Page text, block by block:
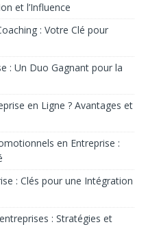
et l’Influence
: Votre Clé pour
: Un Duo Gagnant pour la
en Ligne ? Avantages et
en Entreprise :
: Clés pour une Intégration
: Stratégies et